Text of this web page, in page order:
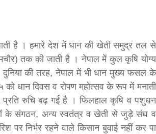
है । हमारे देश में धान की खेती समुद्र तल से
तक की जाती है । नेपाल में कुल कृषि योग्य
की तरह, नेपाल में भी धान मुख्य फसल के
धान दिवस व रोपण महोत्सव के रूप में मनाती
रुचि बढ़ गई है । फिलहाल कृषि व पशुधन
के संगठन, अन्य स्वतंत्र व खेती से जुड़े संघ व
पर निर्भर रहने वाले किसान बुवाई नहीं कर पा